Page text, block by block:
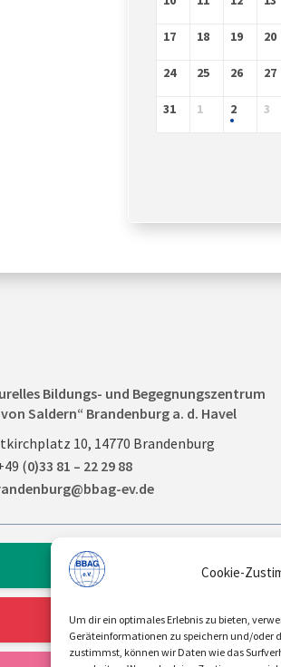
Cookie-
Um dir ein optimales Erlebnis zu bieten,
Geräteinformationen zu speichern und/oder
zustimmst, können wir Daten wie das
17 18 19 20
24 25 26 27
31 1 2 3
Bildungs- und Begegnungszentrum
Saldern“ Brandenburg a. d. Havel
10, 14770 Brandenburg
(0)33 81 – 22 29 88
ev.de
Veranstaltungen